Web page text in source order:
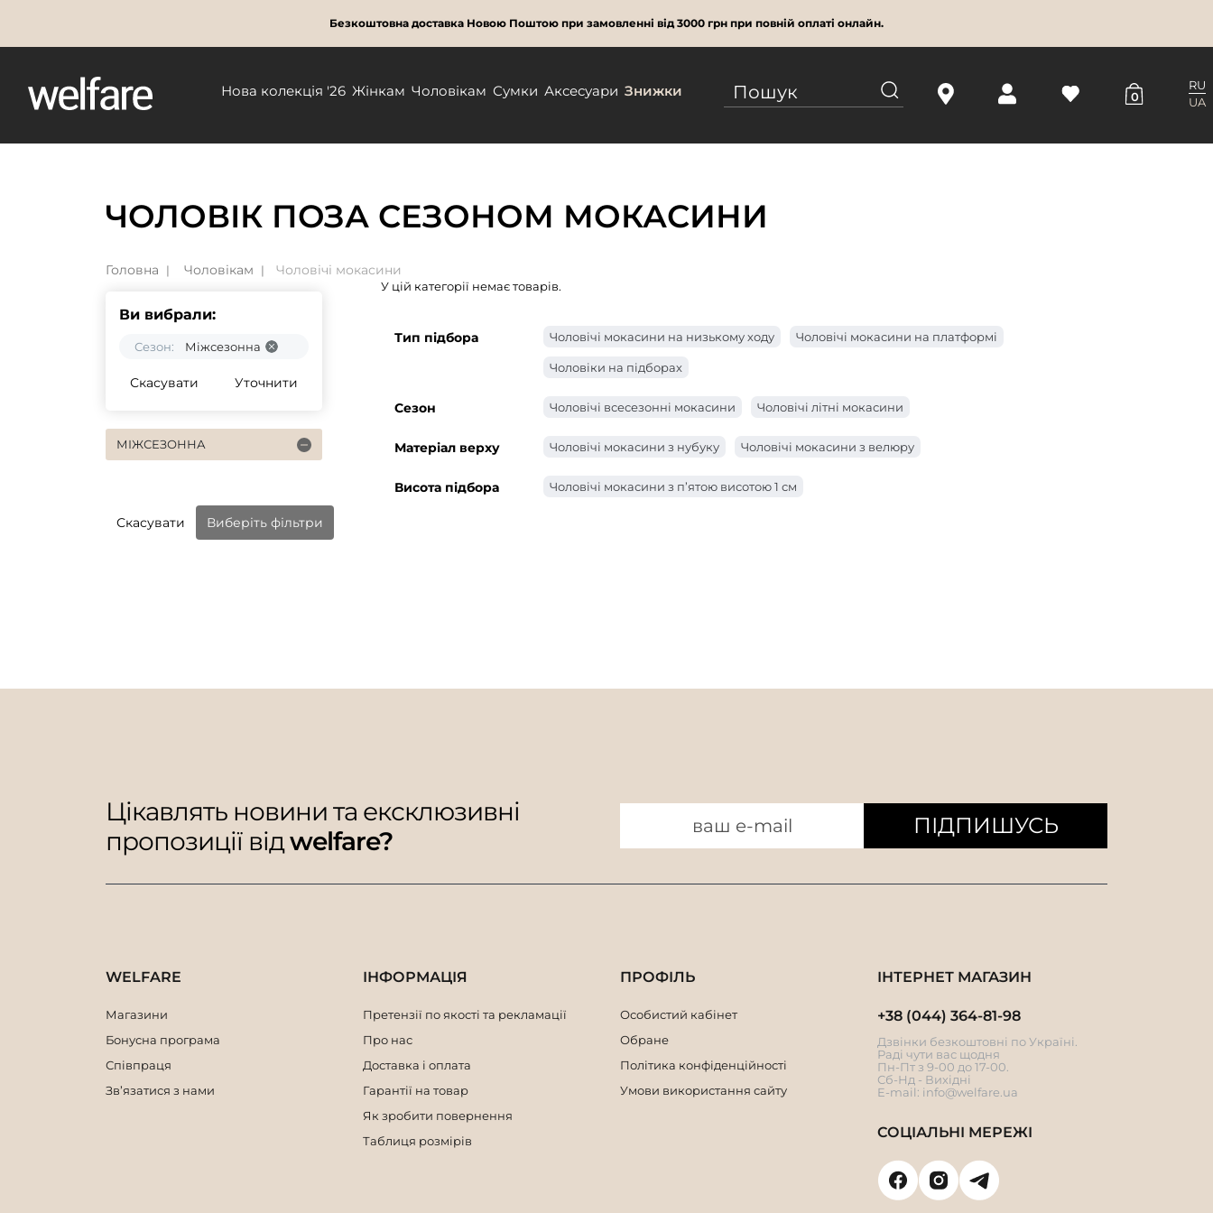
Безкоштовна доставка Новою Поштою при замовленні від 3000 грн при повній оплаті онлайн.
Нова колекція '26 Жінкам Чоловікам Сумки Аксесуари Знижки 0
RU
UA
ЧОЛОВІК ПОЗА СЕЗОНОМ МОКАСИНИ
Головна Чоловікам Чоловічі мокасини
Ви вибрали:
Сезон: Міжсезонна
Скасувати Уточнити
МІЖСЕЗОННА
Скасувати Виберіть фільтри
У цій категорії немає товарів.
Тип підбора Чоловічі мокасини на низькому ходу Чоловічі мокасини на платформі
Чоловіки на підборах
Сезон Чоловічі всесезонні мокасини Чоловічі літні мокасини
Матеріал верху Чоловічі мокасини з нубуку Чоловічі мокасини з велюру
Висота підбора Чоловічі мокасини з п’ятою висотою 1 см
Цікавлять новини та ексклюзивні
пропозиції відwelfare?
ПІДПИШУСЬ
WELFARE
Магазини
Бонусна програма
Співпраця
Зв’язатися з нами
ІНФОРМАЦІЯ
Претензії по якості та рекламації
Про нас
Доставка і оплата
Гарантії на товар
Як зробити повернення
Таблиця розмірів
ПРОФІЛЬ
Особистий кабінет
Обране
Політика конфіденційності
Умови використання сайту
ІНТЕРНЕТ МАГАЗИН
+38 (044) 364-81-98
Дзвінки безкоштовні по Україні.
Раді чути вас щодня
Пн-Пт з 9-00 до 17-00.
Сб-Нд - Вихідні
E-mail: info@welfare.ua
СОЦІАЛЬНІ МЕРЕЖІ